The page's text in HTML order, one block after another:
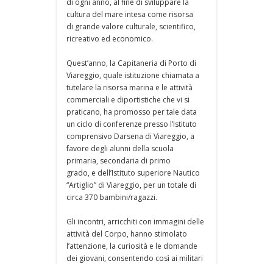
cultura del mare intesa come risorsa
di grande valore culturale, scientifico,
ricreativo ed economico.
Quest’anno, la Capitaneria di Porto di
Viareggio, quale istituzione chiamata a
tutelare la risorsa marina e le attività
commerciali e diportistiche che vi si
praticano, ha promosso per tale data
un ciclo di conferenze presso l’Istituto
comprensivo Darsena di Viareggio, a
favore degli alunni della scuola
primaria, secondaria di primo
grado, e dell’Istituto superiore Nautico
“Artiglio” di Viareggio, per un totale di
circa 370 bambini/ragazzi.
Gli incontri, arricchiti con immagini delle
attività del Corpo, hanno stimolato
l’attenzione, la curiosità e le domande
dei giovani, consentendo così ai militari